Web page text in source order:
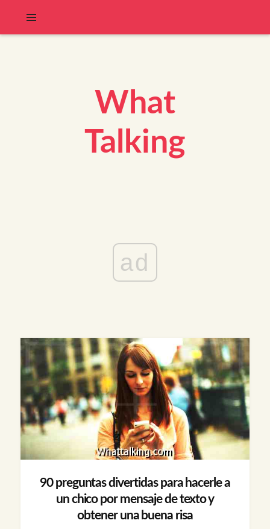
What
Talking
ad
90 preguntas divertidas para hacerle a
un chico por mensaje de texto y
obtener una buena risa